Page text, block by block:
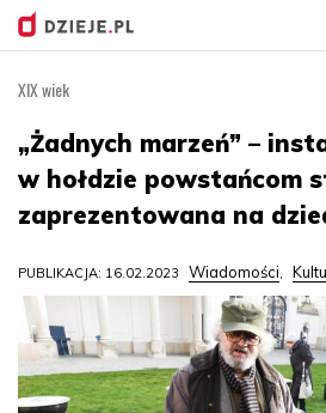
treści
XIX wiek
„Żadnych marzeń” –
w hołdzie powstańcom
zaprezentowana na
PUBLIKACJA: 16.02.2023 Wiadomości,